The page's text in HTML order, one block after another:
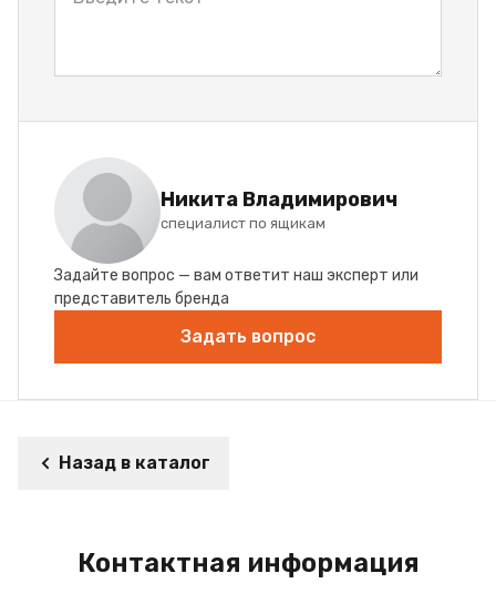
Никита Владимирович
специалист по ящикам
Задайте вопрос — вам ответит наш эксперт или
представитель бренда
Задать вопрос
Назад в каталог
Контактная информация